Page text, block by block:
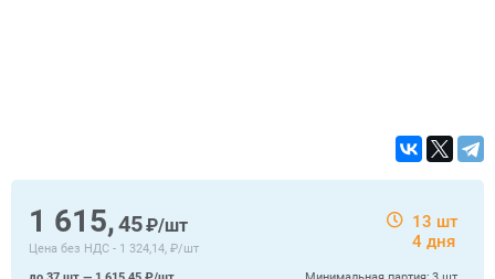
1 615,45₽/шт
Цена без НДС - 1 324,14, ₽/шт
13 шт
4 дня